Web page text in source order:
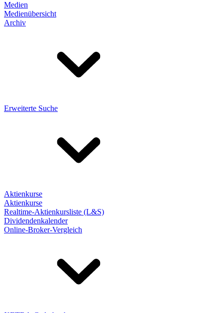
Medien
Medienübersicht
Archiv
Erweiterte Suche
Aktienkurse
Aktienkurse
Realtime-Aktienkursliste (L&S)
Dividendenkalender
Online-Broker-Vergleich